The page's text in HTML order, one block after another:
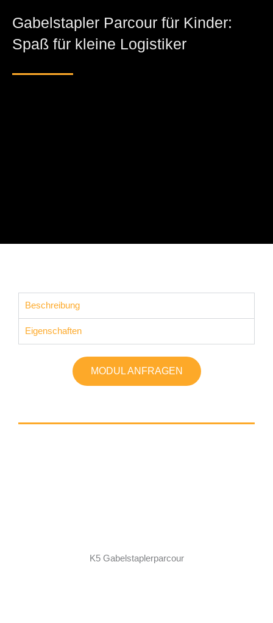
Gabelstapler Parcour für Kinder:
Spaß für kleine Logistiker
Beschreibung
Eigenschaften
MODUL ANFRAGEN
K5 Gabelstaplerparcour